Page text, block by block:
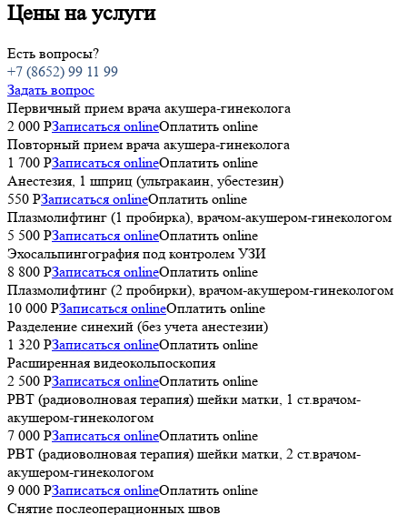
Цены на услуги
Есть вопросы?
+7 (8652) 99 11 99
Задать вопрос
Первичный прием врача акушера-гинеколога
2 000 РЗаписаться onlineОплатить online
Повторный прием врача акушера-гинеколога
1 700 РЗаписаться onlineОплатить online
Анестезия, 1 шприц (ультракаин, убестезин)
550 РЗаписаться onlineОплатить online
Плазмолифтинг (1 пробирка), врачом-акушером-гинекологом
5 500 PЗаписаться onlineОплатить online
Эхосальпингография под контролем УЗИ
8 800 PЗаписаться onlineОплатить online
Плазмолифтинг (2 пробирки), врачом-акушером-гинекологом
10 000 PЗаписаться onlineОплатить online
Разделение синехий (без учета анестезии)
1 320 PЗаписаться onlineОплатить online
Расширенная видеокольпоскопия
2 500 PЗаписаться onlineОплатить online
РВТ (радиоволновая терапия) шейки матки, 1 ст.врачом-
акушером-гинекологом
7 000 PЗаписаться onlineОплатить online
РВТ (радиоволновая терапия) шейки матки, 2 ст.врачом-
акушером-гинекологом
9 000 PЗаписаться onlineОплатить online
Снятие послеоперационных швов